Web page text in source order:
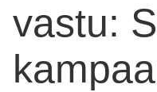
vastu: